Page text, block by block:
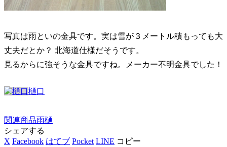
写真は雨といの金具です。実は雪が３メートル積もっても大
丈夫だとか？ 北海道仕様だそうです。
見るからに強そうな金具ですね。メーカー不明金具でした！
樋口
関連商品雨樋
シェアする
X Facebook はてブ Pocket LINE コピー